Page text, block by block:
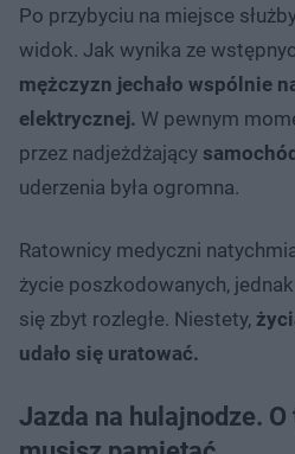
Po przybyciu na miejsce
widok. Jak wynika ze
mężczyzn jechało wspólnie
elektrycznej. W pewnym
przez nadjeżdżający
uderzenia była ogromna.
Ratownicy medyczni
życie poszkodowanych,
się zbyt rozległe. Niestety,
udało się uratować.
Jazda na hulajnodze.